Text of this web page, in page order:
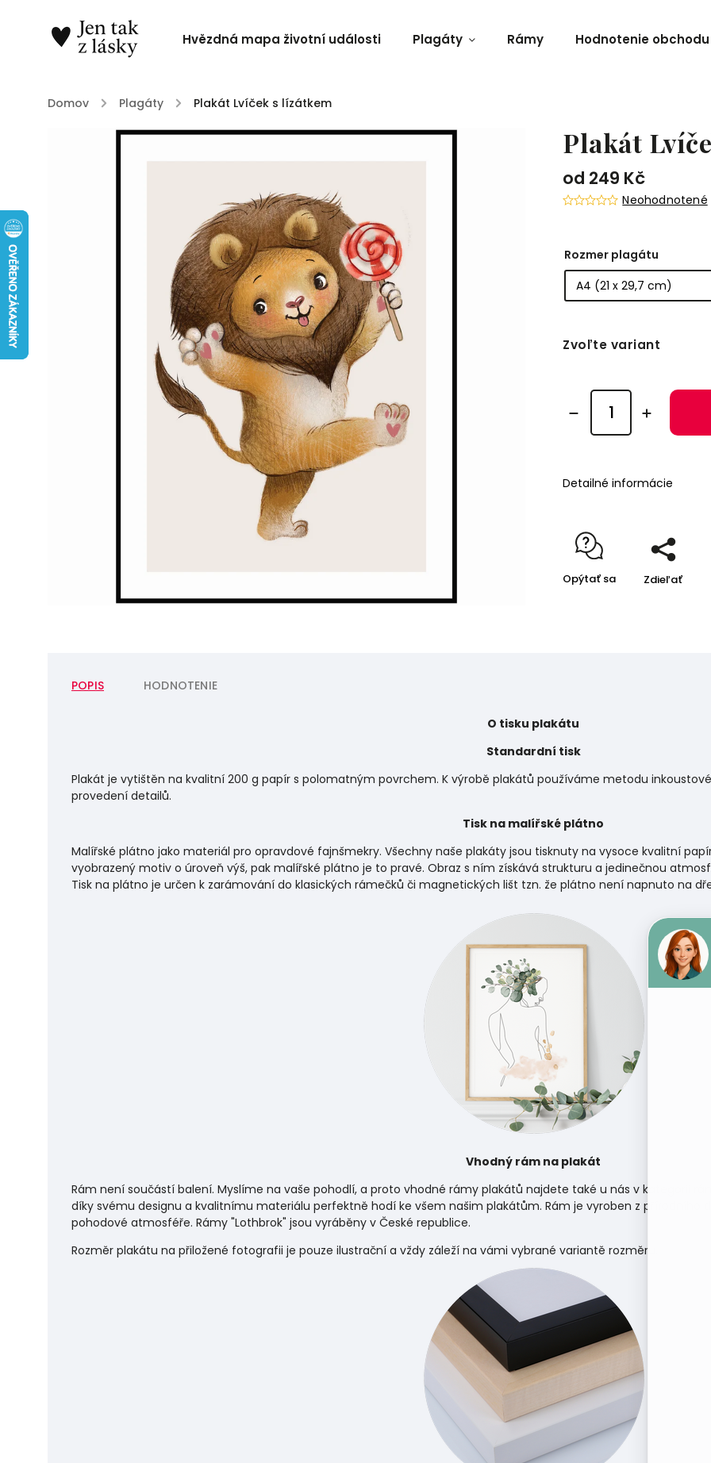
Hvězdná mapa životní události Plagáty Rámy Hodnotenie obchodu
Domov / Plagáty / Plakát Lvíček s lízátkem
Plakát
od 249 Kč
Neohodnotené
Rozmer plagátu
Zvoľte variant
Detailné informácie
Opýtať sa Zdieľať
POPIS HODNOTENIE
O tisku plakátu
Standardní tisk
Plakát je vytištěn na kvalitní 200 g papír s polomatným povrchem. K výrobě plakátů používáme metodu
provedení detailů.
Tisk na malířské plátno
Malířské plátno jako materiál pro opravdové fajnšmekry. Všechny naše plakáty jsou tisknuty na vysoce kvalitní
vyobrazený motiv o úroveň výš, pak malířské plátno je to pravé. Obraz s ním získává strukturu a jedinečnou
Tisk na plátno je určen k zarámování do klasických rámečků či magnetických lišt tzn. že plátno není napnuto na
Vhodný rám na plakát
Rám není součástí balení. Myslíme na vaše pohodlí, a proto vhodné rámy plakátů najdete také u nás v kategorii
díky svému designu a kvalitnímu materiálu perfektně hodí ke všem našim plakátům. Rám je vyroben z přírodního
pohodové atmosféře. Rámy "Lothbrok" jsou vyráběny v České republice.
Rozměr plakátu na přiložené fotografii je pouze ilustrační a vždy záleží na vámi vybrané variantě rozměru.